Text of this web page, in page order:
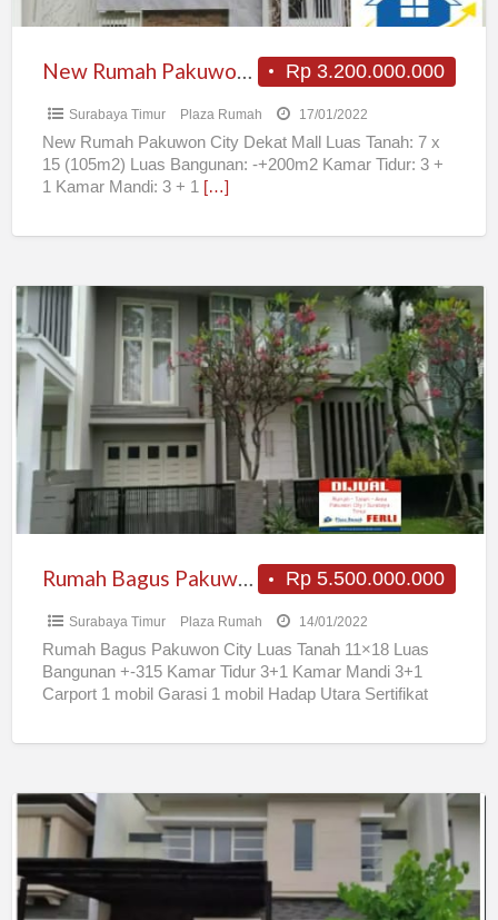
Rp 3.200.000.000
New Rumah Pakuwon City Dekat Mall
Surabaya Timur Plaza Rumah 17/01/2022
New Rumah Pakuwon City Dekat Mall Luas Tanah: 7 x
15 (105m2) Luas Bangunan: -+200m2 Kamar Tidur: 3 +
1 Kamar Mandi: 3 + 1
[…]
Rumah
Bagus
Pakuwon
City
Rp 5.500.000.000
Rumah Bagus Pakuwon City
Surabaya Timur Plaza Rumah 14/01/2022
Rumah Bagus Pakuwon City Luas Tanah 11×18 Luas
Bangunan +-315 Kamar Tidur 3+1 Kamar Mandi 3+1
Carport 1 mobil Garasi 1 mobil Hadap Utara Sertifikat
Pakuwon
Second
Minimalis